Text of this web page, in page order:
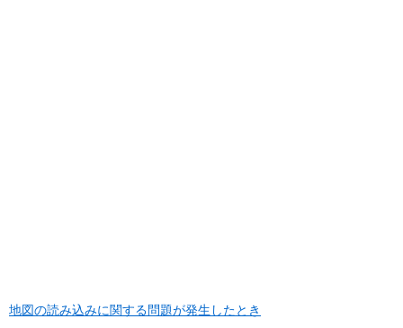
地図の読み込みに関する問題が発生したとき